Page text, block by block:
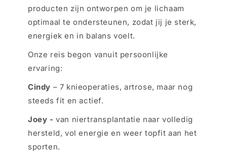
producten zijn ontworpen om je lichaam
optimaal te ondersteunen, zodat jij je sterk,
energiek en in balans voelt.
Onze reis begon vanuit persoonlijke
ervaring:
Cindy – 7 knieoperaties, artrose, maar nog
steeds fit en actief.
Joey -van niertransplantatie naar volledig
hersteld, vol energie en weer topfit aan het
sporten.